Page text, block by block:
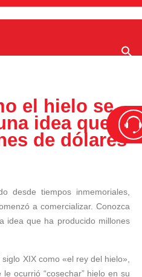
el hielo se
idea que
de dólares
desde tiempos inmemoriales,
a comercializar. Conozca
idea que ha producido millones
XIX como «el rey del hielo»,
ocurrió “cosechar” hielo en su